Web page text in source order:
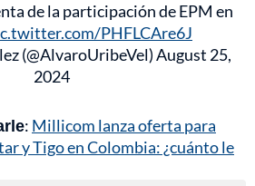
de la participación de EPM en
PHFLCAre6J
(@AlvaroUribeVel)August 25,
2024
: Millicom lanza oferta para
y Tigo en Colombia: ¿cuánto le